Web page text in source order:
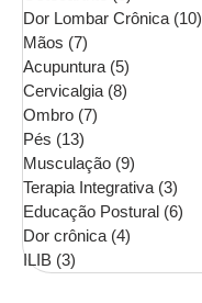
Dor Lombar Crônica (10)
Mãos (7)
Acupuntura (5)
Cervicalgia (8)
Ombro (7)
Pés (13)
Musculação (9)
Terapia Integrativa (3)
Educação Postural (6)
Dor crônica (4)
ILIB (3)